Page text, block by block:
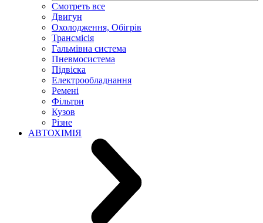
Смотреть все
Двигун
Охолодження, Обігрів
Трансмісія
Гальмівна система
Пневмосистема
Підвіска
Електрообладнання
Ремені
Фільтри
Кузов
Різне
АВТОХІМІЯ